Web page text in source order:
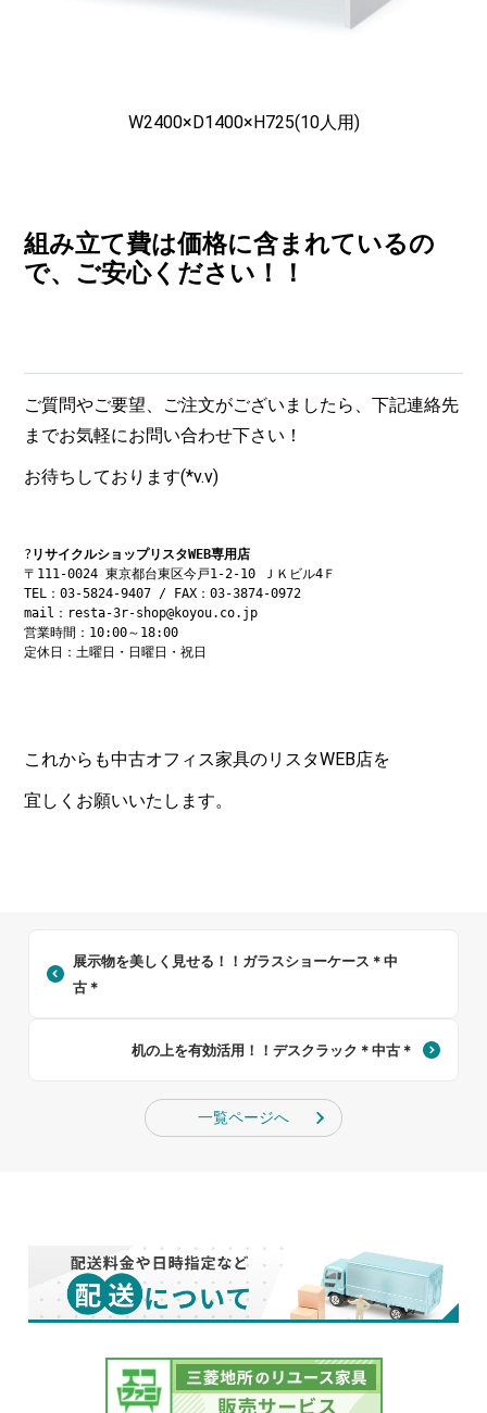
W2400×D1400×H725(10人用)
組み立て費は価格に含まれているの
で、ご安心ください！！
ご質問やご要望、ご注文がございましたら、下記連絡先
までお気軽にお問い合わせ下さい！
お待ちしております(*v.v)
? リサイクルショップリスタWEB専用店
〒111-0024 東京都台東区今戸1-2-10 ＪＫビル4Ｆ
TEL：03-5824-9407 / FAX：03-3874-0972
mail：resta-3r-shop@koyou.co.jp
営業時間：10:00～18:00
定休日：土曜日・日曜日・祝日
これからも中古オフィス家具のリスタWEB店を
宜しくお願いいたします。
展示物を美しく見せる！！ガラスショーケース＊中
古＊
机の上を有効活用！！デスクラック＊中古＊
一覧ページへ